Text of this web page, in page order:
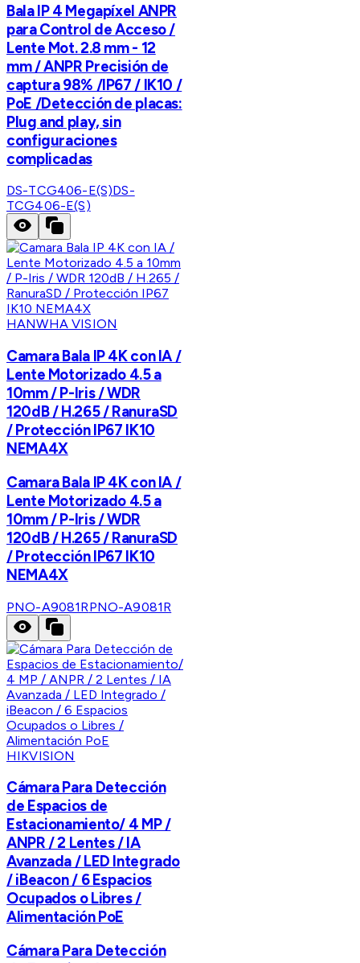
Bala IP 4 Megapíxel ANPR
para Control de Acceso /
Lente Mot. 2.8 mm - 12
mm / ANPR Precisión de
captura 98% /IP67 / IK10 /
PoE /Detección de placas:
Plug and play, sin
configuraciones
complicadas
DS-TCG406-E(S)DS-
TCG406-E(S)
HANWHA VISION
Camara Bala IP 4K con IA /
Lente Motorizado 4.5 a
10mm / P-Iris / WDR
120dB / H.265 / RanuraSD
/ Protección IP67 IK10
NEMA4X
Camara Bala IP 4K con IA /
Lente Motorizado 4.5 a
10mm / P-Iris / WDR
120dB / H.265 / RanuraSD
/ Protección IP67 IK10
NEMA4X
PNO-A9081RPNO-A9081R
HIKVISION
Cámara Para Detección
de Espacios de
Estacionamiento/ 4 MP /
ANPR / 2 Lentes / IA
Avanzada / LED Integrado
/ iBeacon / 6 Espacios
Ocupados o Libres /
Alimentación PoE
Cámara Para Detección